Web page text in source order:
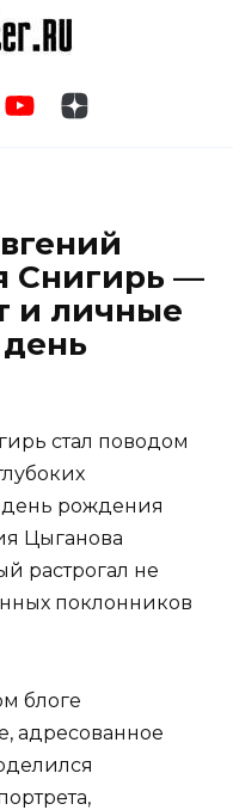
Снигирь —
и личные
стал поводом
рождения
Цыганова
растрогал не
поклонников
блоге
адресованное